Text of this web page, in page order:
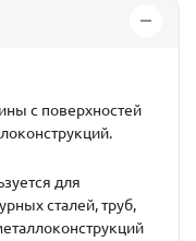
с поверхностей
для
сталей, труб,